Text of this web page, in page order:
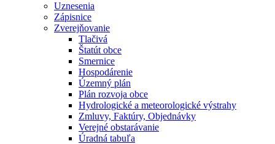
Uznesenia
Zápisnice
Zverejňovanie
Tlačivá
Štatút obce
Smernice
Hospodárenie
Územný plán
Plán rozvoja obce
Hydrologické a meteorologické výstrahy
Zmluvy, Faktúry, Objednávky
Verejné obstarávanie
Úradná tabuľa